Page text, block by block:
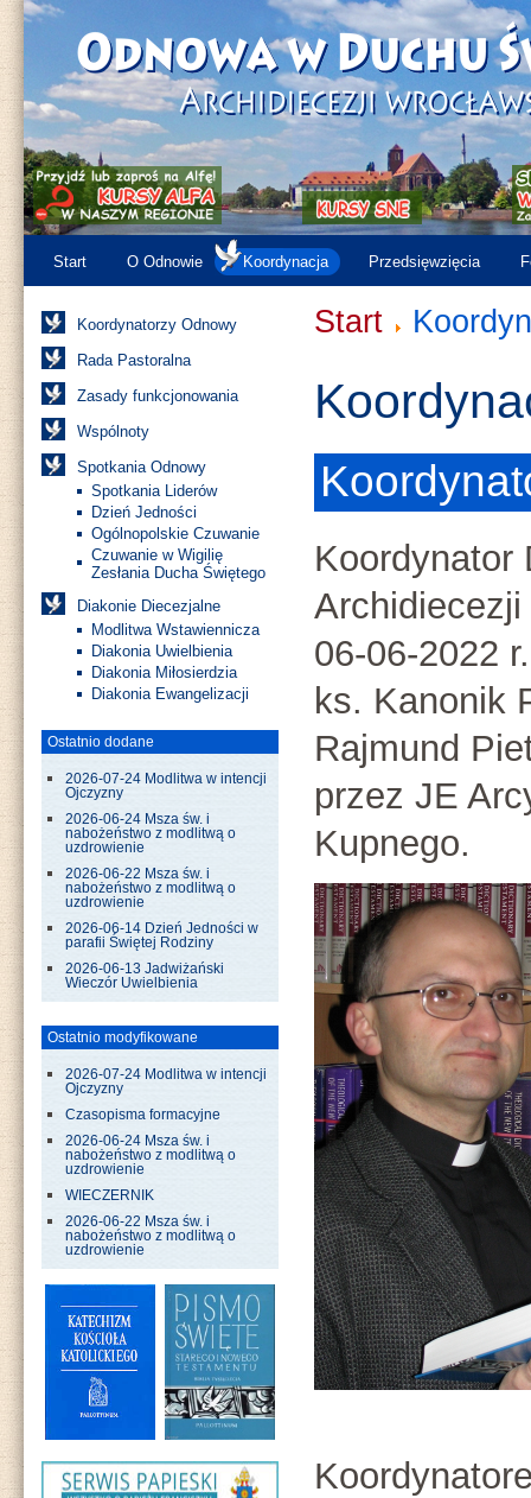
Start O Odnowie Koordynacja Przedsięwzięcia
Koordynatorzy Odnowy
Rada Pastoralna
Zasady funkcjonowania
Wspólnoty
Spotkania Odnowy
Spotkania Liderów
Dzień Jedności
Ogólnopolskie Czuwanie
Czuwanie w Wigilię
Zesłania Ducha Świętego
Diakonie Diecezjalne
Modlitwa Wstawiennicza
Diakonia Uwielbienia
Diakonia Miłosierdzia
Diakonia Ewangelizacji
Ostatnio dodane
2026-07-24 Modlitwa w intencji
Ojczyzny
2026-06-24 Msza św. i
nabożeństwo z modlitwą o
uzdrowienie
2026-06-22 Msza św. i
nabożeństwo z modlitwą o
uzdrowienie
2026-06-14 Dzień Jedności w
parafii Świętej Rodziny
2026-06-13 Jadwiżański
Wieczór Uwielbienia
Ostatnio modyfikowane
2026-07-24 Modlitwa w intencji
Ojczyzny
Czasopisma formacyjne
2026-06-24 Msza św. i
nabożeństwo z modlitwą o
uzdrowienie
WIECZERNIK
2026-06-22 Msza św. i
nabożeństwo z modlitwą o
uzdrowienie
Start
Koordynator
Archidiecezji
06-06-2022
ks. Kanonik
Rajmund
przez JE
Kupnego.